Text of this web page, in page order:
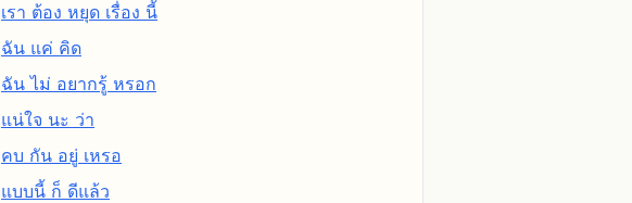
เรา ต้อง หยุด เรื่อง นี้
ฉัน แค่ คิด
ฉัน ไม่ อยากรู้ หรอก
แน่ใจ นะ ว่า
คบ กัน อยู่ เหรอ
แบบนี้ ก็ ดีแล้ว